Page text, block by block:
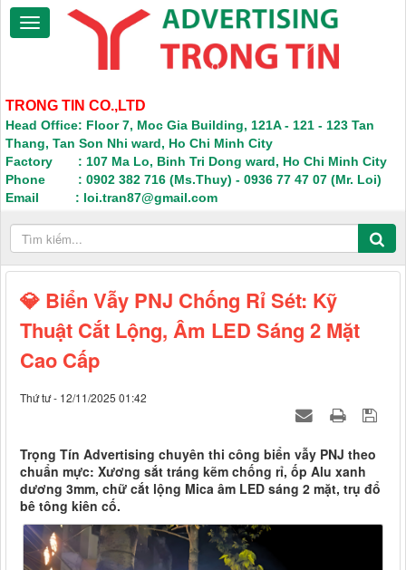
TRONG TIN CO.,LTD
Head Office: Floor 7, Moc Gia Building, 121A - 121 - 123 Tan
Thang, Tan Son Nhi ward, Ho Chi Minh City
Factory : 107 Ma Lo, Binh Tri Dong ward, Ho Chi Minh City
Phone : 0902 382 716 (Ms.Thuy) - 0936 77 47 07 (Mr. Loi)
Email : loi.tran87@gmail.com
💎 Biển Vẫy PNJ Chống Rỉ Sét: Kỹ
Thuật Cắt Lộng, Âm LED Sáng 2 Mặt
Cao Cấp
Thứ tư - 12/11/2025 01:42
Trọng Tín Advertising chuyên thi công biển vẫy PNJ theo
chuẩn mực: Xương sắt tráng kẽm chống rỉ, ốp Alu xanh
dương 3mm, chữ cắt lộng Mica âm LED sáng 2 mặt, trụ đổ
bê tông kiên cố.